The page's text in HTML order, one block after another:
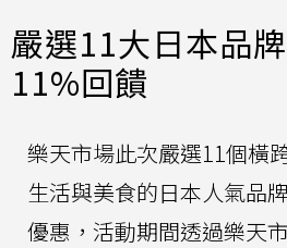
嚴選11大日本品
11%回饋
樂天市場此次嚴選11個橫
生活與美食的日本人氣品
優惠，活動期間透過樂天